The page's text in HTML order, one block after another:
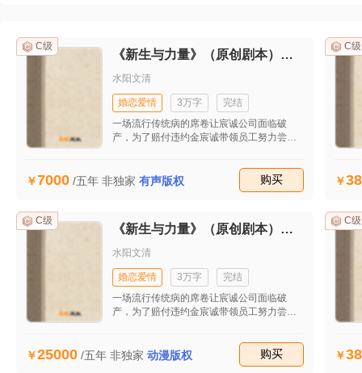
C级
《新生与力量》（原创剧本）（首发）
水阳文清
婚恋爱情 3万字
完结
一场流行传统病的席卷让宸诚公司面临破
产，为了赔付违约金宸诚带领员工努力尝试
到自流行病发生后的第一个大单子，让公司
起死回生。妻子田雯发现他的婚外情后坚决
患病并没有打垮她，也逐渐揭开她的原生家
庭关系，同时也收获了美好的爱情。
7000 /五年 非独家 有声版权 购买
C级
C级
《新生与力量》（原创剧本）（首发）
水阳文清
婚恋爱情 3万字
完结
一场流行传统病的席卷让宸诚公司面临破
产，为了赔付违约金宸诚带领员工努力尝试
到自流行病发生后的第一个大单子，让公司
起死回生。妻子田雯发现他的婚外情后坚决
25000 /五年 非独家 动漫版权 购买
C级